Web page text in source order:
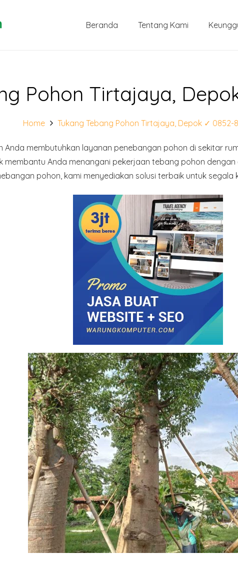
Beranda Tentang Kami
Pohon Tirtajaya,
Home Tukang Tebang Pohon Tirtajaya, Depok ✓ 0852-
Anda membutuhkan layanan penebangan pohon di sekitar
membantu Anda menangani pekerjaan tebang pohon
pohon, kami menyediakan solusi terbaik untuk segala